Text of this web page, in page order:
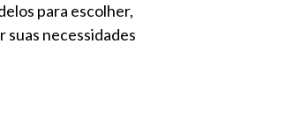
para escolher,
suas necessidades